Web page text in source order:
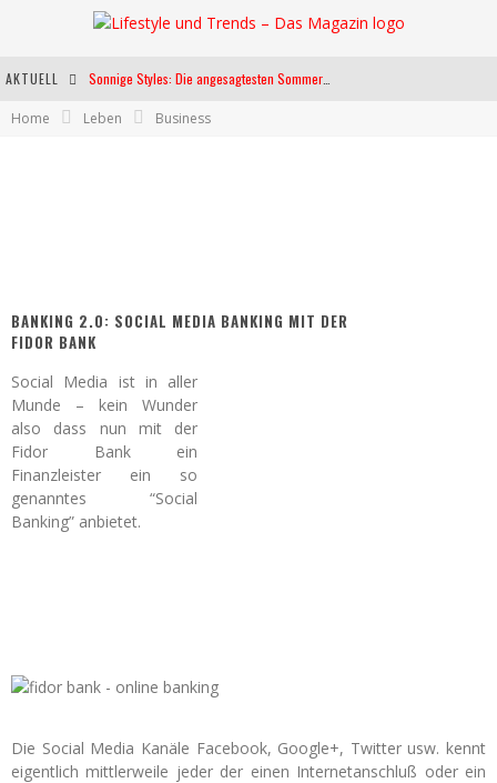
AKTUELL
Home Leben Business
BANKING 2.0: SOCIAL MEDIA BANKING MIT DER
FIDOR BANK
Social Media ist in aller
Munde – kein Wunder
also dass nun mit der
Fidor Bank ein
Finanzleister ein so
genanntes “Social
Banking” anbietet.
Die Social Media Kanäle Facebook, Google+, Twitter usw. kennt
eigentlich mittlerweile jeder der einen Internetanschluß oder ein